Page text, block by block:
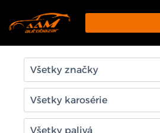
obsah